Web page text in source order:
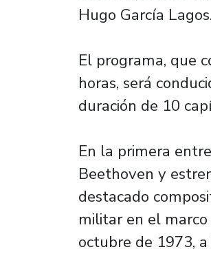
Hugo García Lagos.
El programa, que
horas, será
duración de 10
En la primera
Beethoven y
destacado
militar en el
octubre de 1973,